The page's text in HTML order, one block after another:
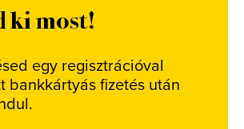
ki most!
egy regisztrációval
bankkártyás fizetés után